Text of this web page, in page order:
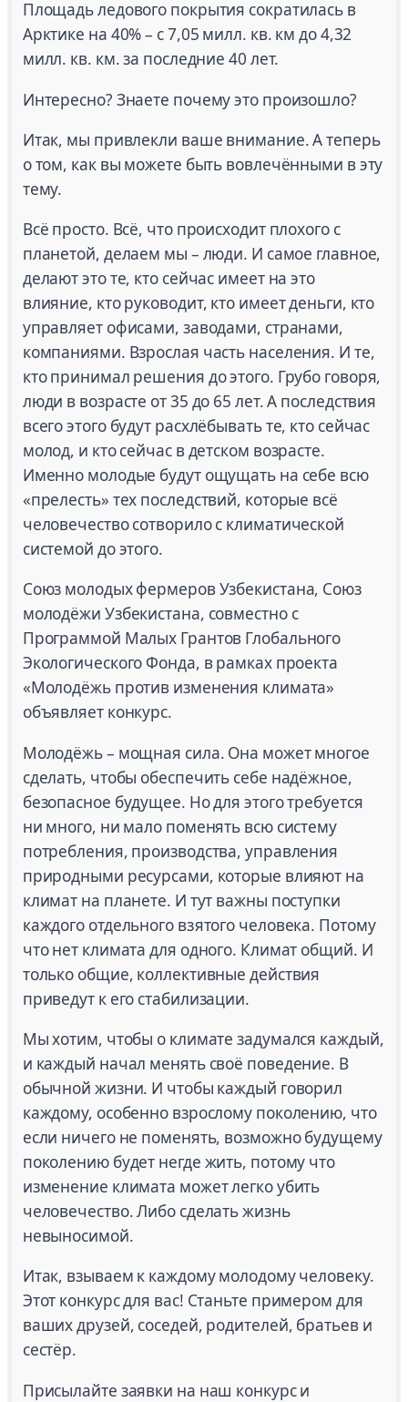
Площадь ледового покрытия сократилась в
Арктике на 40% – с 7,05 милл. кв. км до 4,32
милл. кв. км. за последние 40 лет.
Интересно? Знаете почему это произошло?
Итак, мы привлекли ваше внимание. А теперь
о том, как вы можете быть вовлечёнными в эту
тему.
Всё просто. Всё, что происходит плохого с
планетой, делаем мы – люди. И самое главное,
делают это те, кто сейчас имеет на это
влияние, кто руководит, кто имеет деньги, кто
управляет офисами, заводами, странами,
компаниями. Взрослая часть населения. И те,
кто принимал решения до этого. Грубо говоря,
люди в возрасте от 35 до 65 лет. А последствия
всего этого будут расхлёбывать те, кто сейчас
молод, и кто сейчас в детском возрасте.
Именно молодые будут ощущать на себе всю
«прелесть» тех последствий, которые всё
человечество сотворило с климатической
системой до этого.
Союз молодых фермеров Узбекистана, Союз
молодёжи Узбекистана, совместно с
Программой Малых Грантов Глобального
Экологического Фонда, в рамках проекта
«Молодёжь против изменения климата»
объявляет конкурс.
Молодёжь – мощная сила. Она может многое
сделать, чтобы обеспечить себе надёжное,
безопасное будущее. Но для этого требуется
ни много, ни мало поменять всю систему
потребления, производства, управления
природными ресурсами, которые влияют на
климат на планете. И тут важны поступки
каждого отдельного взятого человека. Потому
что нет климата для одного. Климат общий. И
только общие, коллективные действия
приведут к его стабилизации.
Мы хотим, чтобы о климате задумался каждый,
и каждый начал менять своё поведение. В
обычной жизни. И чтобы каждый говорил
каждому, особенно взрослому поколению, что
если ничего не поменять, возможно будущему
поколению будет негде жить, потому что
изменение климата может легко убить
человечество. Либо сделать жизнь
невыносимой.
Итак, взываем к каждому молодому человеку.
Этот конкурс для вас! Станьте примером для
ваших друзей, соседей, родителей, братьев и
сестёр.
Присылайте заявки на наш конкурс и